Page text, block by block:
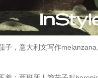
子，意大利文写作